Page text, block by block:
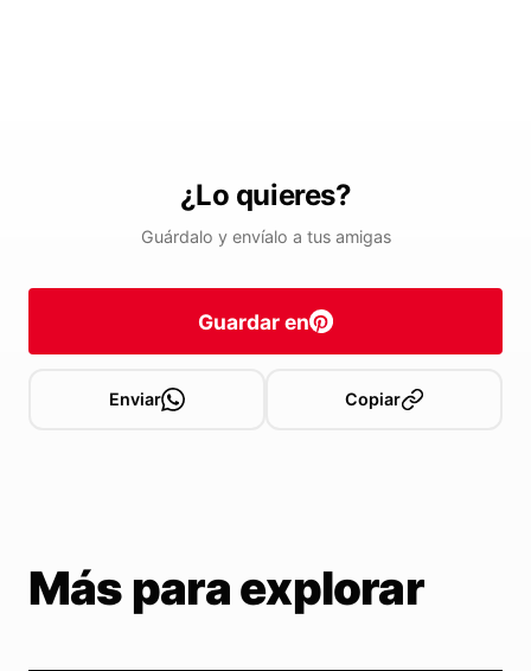
¿Lo quieres?
Guárdalo y envíalo a tus amigas
Guardar en
Enviar Copiar
Más para explorar